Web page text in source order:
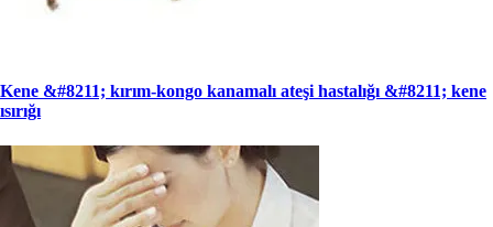
Kene &#8211; kırım-kongo kanamalı ateşi hastalığı &#8211; kene
ısırığı